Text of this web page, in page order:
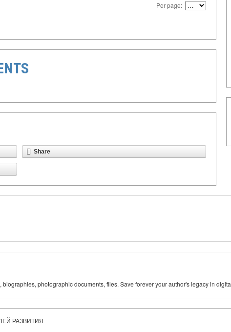
Per page:
Share
photographic documents, files. Save forever your author's legacy in
РАЗВИТИЯ